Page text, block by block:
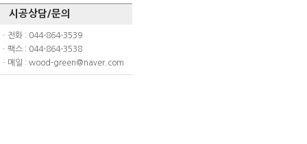
시공상담/문의
ㆍ전화 : 044-864-3539
ㆍ팩스 : 044-864-3538
ㆍ메일 : wood-green@naver.com